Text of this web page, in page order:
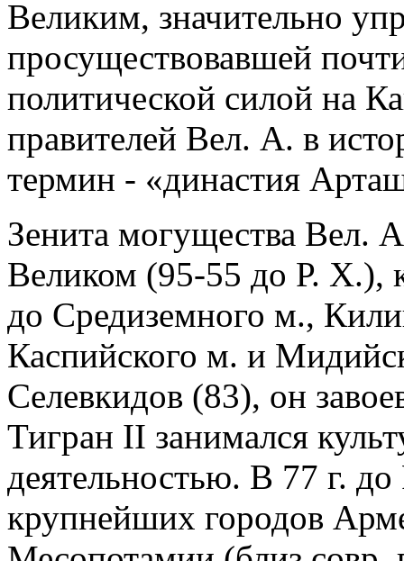
Великим, значительно
просуществовавшей
политической силой на
правителей Вел. А. в
термин - «династия
Зенита могущества Вел.
Великом (95-55 до Р. Х.),
до Средиземного м.,
Каспийского м. и
Селевкидов (83), он
Тигран II занимался
деятельностью. В 77 г.
крупнейших городов